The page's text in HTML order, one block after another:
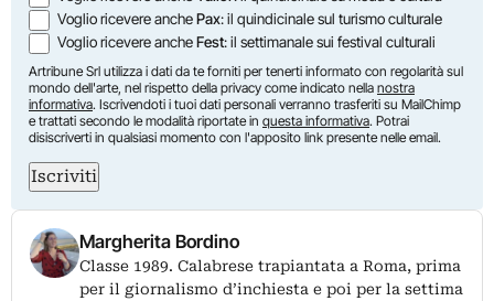
Voglio ricevere anchePax: il quindicinale sul turismo culturale
Voglio ricevere ancheFest: il settimanale sui festival culturali
Artribune Srl utilizza i dati da te forniti per tenerti informato con regolarità sul
mondo dell'arte, nel rispetto della privacy come indicato nella nostra
informativa. Iscrivendoti i tuoi dati personali verranno trasferiti su MailChimp
e trattati secondo le modalità riportate in questa informativa. Potrai
disiscriverti in qualsiasi momento con l'apposito link presente nelle email.
Iscriviti
Margherita Bordino
Classe 1989. Calabrese trapiantata a Roma, prima
per il giornalismo d’inchiesta e poi per la settima